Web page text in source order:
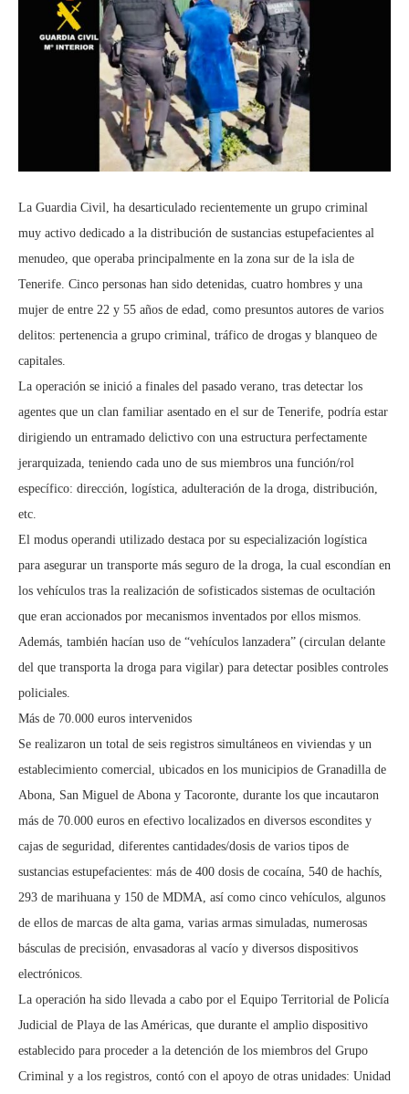
La Guardia Civil, ha desarticulado recientemente un grupo criminal
muy activo dedicado a la distribución de sustancias estupefacientes al
menudeo, que operaba principalmente en la zona sur de la isla de
Tenerife. Cinco personas han sido detenidas, cuatro hombres y una
mujer de entre 22 y 55 años de edad, como presuntos autores de varios
delitos: pertenencia a grupo criminal, tráfico de drogas y blanqueo de
capitales.
La operación se inició a finales del pasado verano, tras detectar los
agentes que un clan familiar asentado en el sur de Tenerife, podría estar
dirigiendo un entramado delictivo con una estructura perfectamente
jerarquizada, teniendo cada uno de sus miembros una función/rol
específico: dirección, logística, adulteración de la droga, distribución,
etc.
El modus operandi utilizado destaca por su especialización logística
para asegurar un transporte más seguro de la droga, la cual escondían en
los vehículos tras la realización de sofisticados sistemas de ocultación
que eran accionados por mecanismos inventados por ellos mismos.
Además, también hacían uso de “vehículos lanzadera” (circulan delante
del que transporta la droga para vigilar) para detectar posibles controles
policiales.
Más de 70.000 euros intervenidos
Se realizaron un total de seis registros simultáneos en viviendas y un
establecimiento comercial, ubicados en los municipios de Granadilla de
Abona, San Miguel de Abona y Tacoronte, durante los que incautaron
más de 70.000 euros en efectivo localizados en diversos escondites y
cajas de seguridad, diferentes cantidades/dosis de varios tipos de
sustancias estupefacientes: más de 400 dosis de cocaína, 540 de hachís,
293 de marihuana y 150 de MDMA, así como cinco vehículos, algunos
de ellos de marcas de alta gama, varias armas simuladas, numerosas
básculas de precisión, envasadoras al vacío y diversos dispositivos
electrónicos.
La operación ha sido llevada a cabo por el Equipo Territorial de Policía
Judicial de Playa de las Américas, que durante el amplio dispositivo
establecido para proceder a la detención de los miembros del Grupo
Criminal y a los registros, contó con el apoyo de otras unidades: Unidad